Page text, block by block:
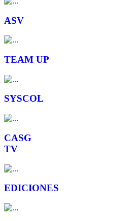
ASV
TEAM UP
SYSCOL
CASG
TV
EDICIONES